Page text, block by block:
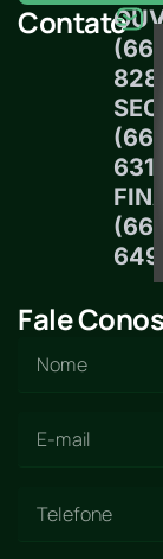
Contato
8289
6313
6497
Fale